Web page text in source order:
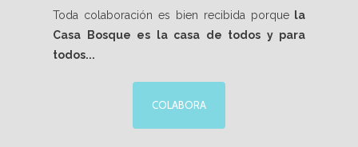
Toda colaboración es bien recibida porque la
Casa Bosque es la casa de todos y para
todos...
COLABORA